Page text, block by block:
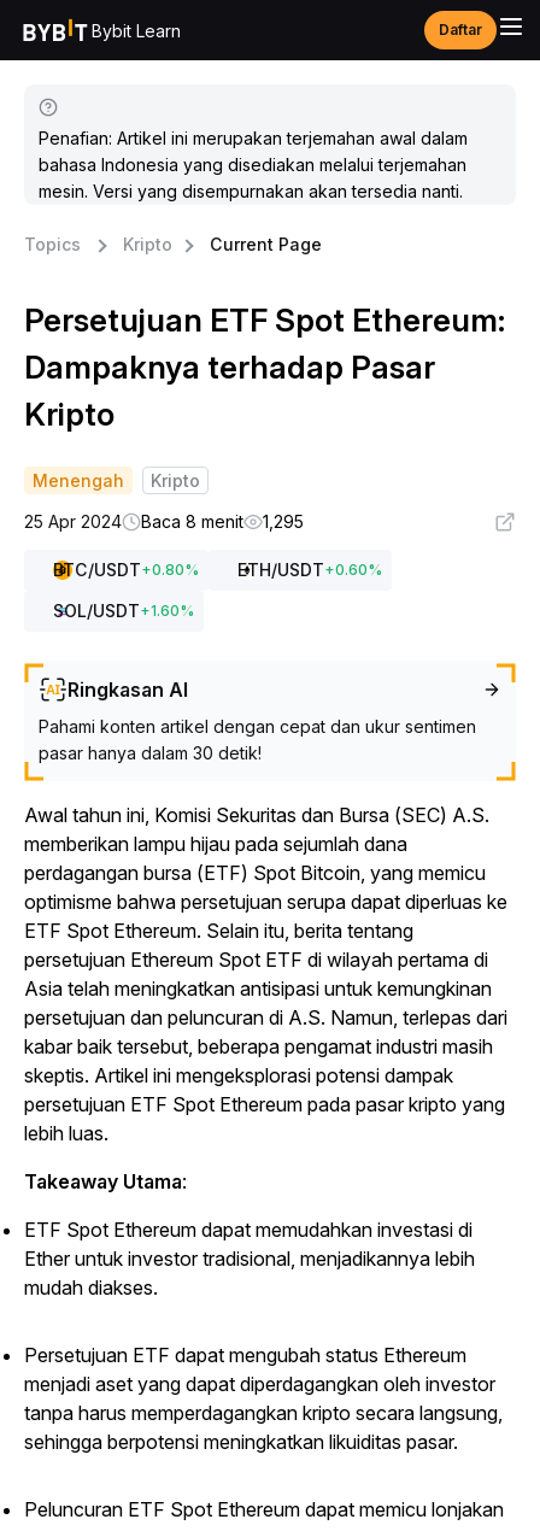
Bybit Learn Daftar
Penafian: Artikel ini merupakan terjemahan awal dalam
bahasa Indonesia yang disediakan melalui terjemahan
mesin. Versi yang disempurnakan akan tersedia nanti.
Topics Kripto Current Page
Persetujuan ETF Spot Ethereum:
Dampaknya terhadap Pasar
Kripto
Menengah
Kripto
25 Apr 2024
Baca 8 menit 1,295
BTC/USDT+0.80% ETH/USDT+0.60%
SOL/USDT+1.60%
Ringkasan AI
Pahami konten artikel dengan cepat dan ukur sentimen
pasar hanya dalam 30 detik!
Awal tahun ini, Komisi Sekuritas dan Bursa (SEC) A.S.
memberikan lampu hijau pada sejumlah dana
perdagangan bursa (ETF) Spot Bitcoin, yang memicu
optimisme bahwa persetujuan serupa dapat diperluas ke
ETF Spot Ethereum. Selain itu, berita tentang
persetujuan Ethereum Spot ETF di wilayah pertama di
Asia telah meningkatkan antisipasi untuk kemungkinan
persetujuan dan peluncuran di A.S. Namun, terlepas dari
kabar baik tersebut, beberapa pengamat industri masih
skeptis. Artikel ini mengeksplorasi potensi dampak
persetujuan ETF Spot Ethereum pada pasar kripto yang
lebih luas.
Takeaway Utama:
ETF Spot Ethereum dapat memudahkan investasi di
Ether untuk investor tradisional, menjadikannya lebih
mudah diakses.
Persetujuan ETF dapat mengubah status Ethereum
menjadi aset yang dapat diperdagangkan oleh investor
tanpa harus memperdagangkan kripto secara langsung,
sehingga berpotensi meningkatkan likuiditas pasar.
Peluncuran ETF Spot Ethereum dapat memicu lonjakan